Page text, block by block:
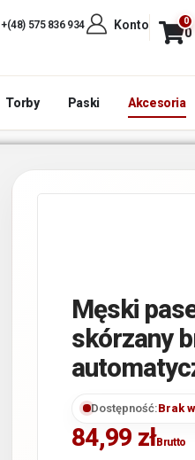
+(48) 575 836 934 Konto 0
0
Torby Paski Akcesoria
Męski
skórzany
Dostępność:Brak
84,99 złBrutto